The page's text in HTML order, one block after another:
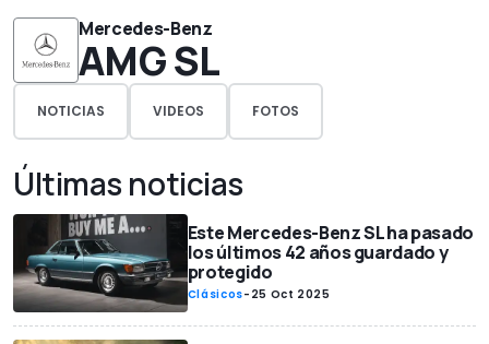
Mercedes-Benz
AMG SL
NOTICIAS VIDEOS FOTOS
Últimas noticias
Este Mercedes-Benz SL ha pasado
los últimos 42 años guardado y
protegido
Clásicos- 25 Oct 2025